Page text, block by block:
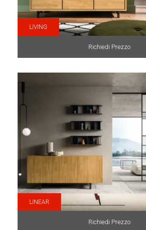
LIVING
Richiedi Prezzo
LINEAR
Richiedi Prezzo